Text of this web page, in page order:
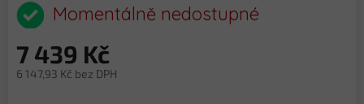
produktu
je
z
5
Momentálně nedostupné
7 439 Kč
6 147,93 Kč bez DPH